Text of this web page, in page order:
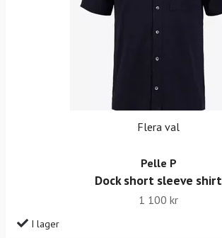
Flera val
Pelle P
Dock short sleeve shirt
1 100 kr
I lager